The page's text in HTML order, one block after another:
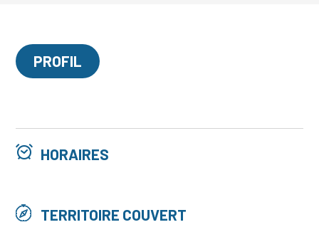
PROFIL
HORAIRES
TERRITOIRE COUVERT